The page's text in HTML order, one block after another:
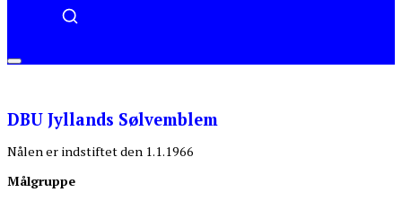
Menu
DBU Jyllands Sølvemblem
Nålen er indstiftet den 1.1.1966
Målgruppe